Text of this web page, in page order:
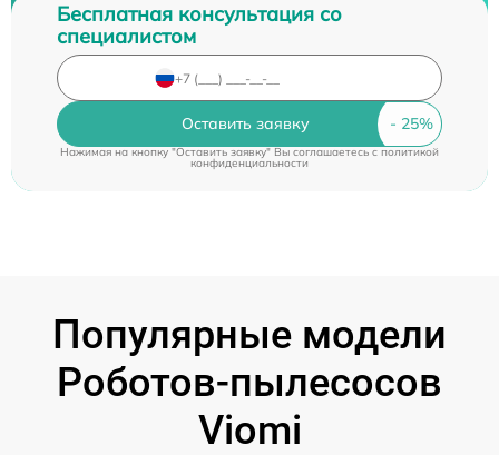
Бесплатная консультация со
специалистом
Оставить заявку
Нажимая на кнопку "Оставить заявку" Вы соглашаетесь cполитикой
конфиденциальности
Популярные модели
Роботов-пылесосов
Viomi